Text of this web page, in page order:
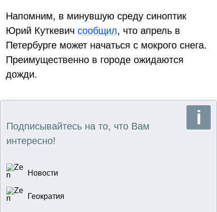
Напомним, в минувшую среду синоптик
Юрий Куткевич сообщил, что апрель в
Петербурге может начаться с мокрого снега.
Преимущественно в городе ожидаются
дожди.
Подписывайтесь на то, что Вам
интересно!
Новости
Геократия